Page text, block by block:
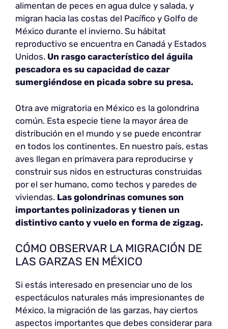
alimentan de peces en agua dulce y salada, y
migran hacia las costas del Pacífico y Golfo de
México durante el invierno. Su hábitat
reproductivo se encuentra en Canadá y Estados
Unidos. Un rasgo característico del águila
pescadora es su capacidad de cazar
sumergiéndose en picada sobre su presa.
Otra ave migratoria en México es la golondrina
común. Esta especie tiene la mayor área de
distribución en el mundo y se puede encontrar
en todos los continentes. En nuestro país, estas
aves llegan en primavera para reproducirse y
construir sus nidos en estructuras construidas
por el ser humano, como techos y paredes de
viviendas. Las golondrinas comunes son
importantes polinizadoras y tienen un
distintivo canto y vuelo en forma de zigzag.
CÓMO OBSERVAR LA MIGRACIÓN DE
LAS GARZAS EN MÉXICO
Si estás interesado en presenciar uno de los
espectáculos naturales más impresionantes de
México, la migración de las garzas, hay ciertos
aspectos importantes que debes considerar para